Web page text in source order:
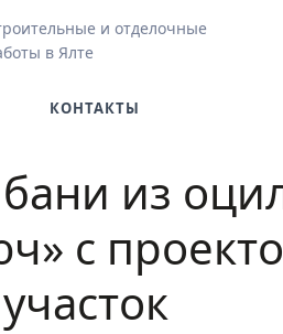
и отделочные
в Ялте
КОНТАКТЫ
из
с